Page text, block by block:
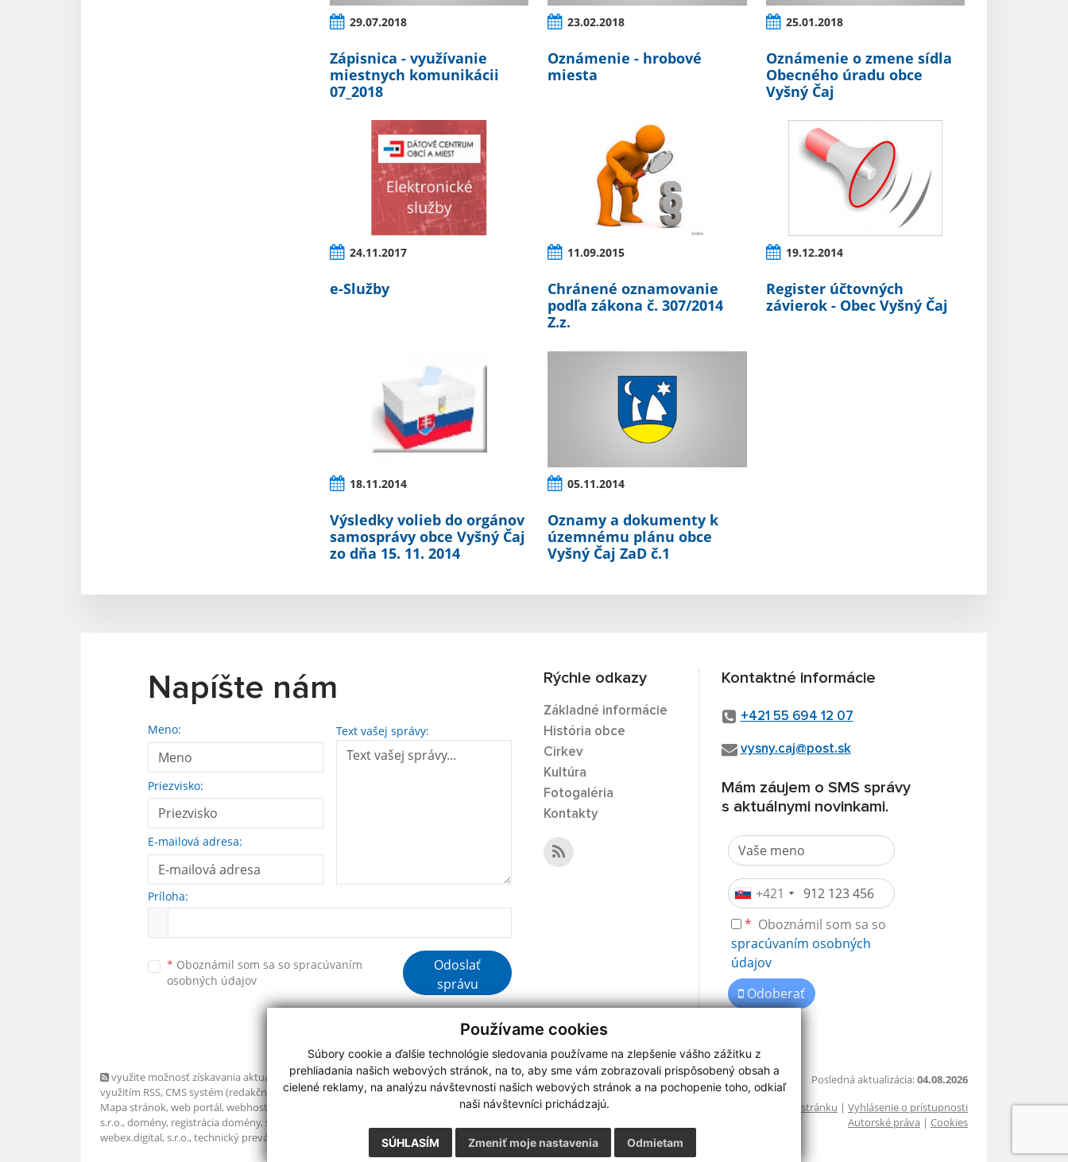
Používame cookies
Súbory cookie a ďalšie technológie sledovania používame na zlepšenie vášho zážitku z
prehliadania našich webových stránok, na to, aby sme vám zobrazovali prispôsobený obsah a
cielené reklamy, na analýzu návštevnosti našich webových stránok a na pochopenie toho, odkiaľ
naši návštevníci prichádzajú.
SÚHLASÍM Odmietam
Zmeniť moje nastavenia
29.07.2018
Zápisnica - využívanie
miestnych komunikácii
07_2018
23.02.2018
Oznámenie - hrobové
miesta
25.01.2018
Oznámenie o zmene sídla
Obecného úradu obce
Vyšný Čaj
24.11.2017
e-Služby
11.09.2015
Chránené oznamovanie
podľa zákona č. 307/2014
Z.z.
19.12.2014
Register účtovných
závierok - Obec Vyšný Čaj
18.11.2014
Výsledky volieb do orgánov
samosprávy obce Vyšný Čaj
zo dňa 15. 11. 2014
05.11.2014
Oznamy a dokumenty k
územnému plánu obce
Vyšný Čaj ZaD č.1
Napíšte nám
Meno:
Priezvisko:
E-mailová adresa:
Text vašej správy:
Príloha:
* Oboznámil som sa so spracúvaním
osobných údajov
Odoslať
správu
Rýchle odkazy
Základné informácie
História obce
Cirkev
Kultúra
Fotogaléria
Kontakty
Kontaktné informácie
+421 55 694 12 07
vysny.caj@post.sk
Mám záujem o SMS správy
s aktuálnymi novinkami.
+421
* Oboznámil som sa so
spracúvaním osobných
údajov
Odoberať
využite možnosť získavania aktuálnych informácií s
využitím RSS, CMS systém (redakčný) systém ECHELON 2,
Mapa stránok,web portál,webhosting
s.r.o.,domény, registrácia domény, spoločnosť
webex.digital, s.r.o.,technický prevádzkovateľ
Posledná aktualizácia:04.08.2026
Vytlačiť stránku | Vyhlásenie o prístupnosti
Autorské práva | Cookies
webdesign|